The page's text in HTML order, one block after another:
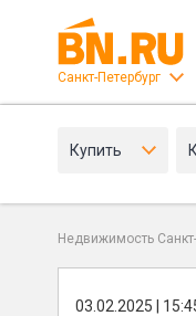
Санкт-Петербург
Купить
Недвижимость
03.02.2025 |